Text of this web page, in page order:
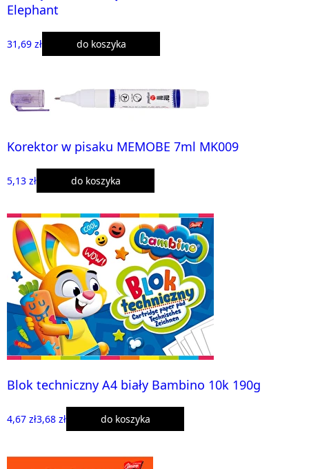
Elephant
31,69 zł do koszyka
Korektor w pisaku MEMOBE 7ml MK009
5,13 zł do koszyka
Blok techniczny A4 biały Bambino 10k 190g
4,67 zł3,68 zł do koszyka